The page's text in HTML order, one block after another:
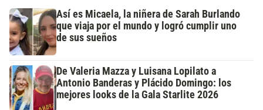
Así es Micaela, la niñera de Sarah Burlando
que viaja por el mundo y logró cumplir uno
de sus sueños
De Valeria Mazza y Luisana Lopilato a
Antonio Banderas y Plácido Domingo: los
mejores looks de la Gala Starlite 2026